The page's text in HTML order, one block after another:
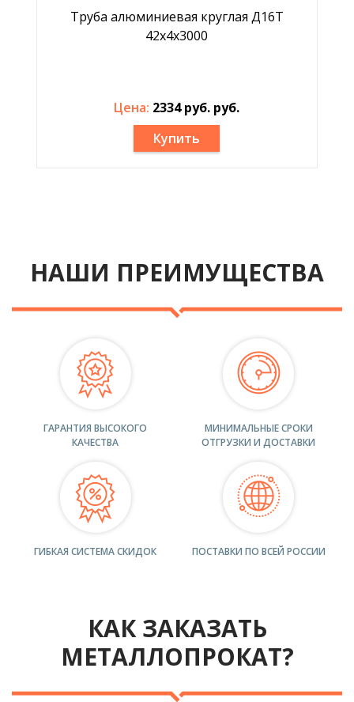
Труба алюминиевая круглая Д16Т
42x4x3000
Цена: 2334 руб. руб.
Купить
НАШИ ПРЕИМУЩЕСТВА
ГАРАНТИЯ ВЫСОКОГО
КАЧЕСТВА
МИНИМАЛЬНЫЕ СРОКИ
ОТГРУЗКИ И ДОСТАВКИ
ГИБКАЯ СИСТЕМА СКИДОК ПОСТАВКИ ПО ВСЕЙ РОССИИ
КАК ЗАКАЗАТЬ
МЕТАЛЛОПРОКАТ?